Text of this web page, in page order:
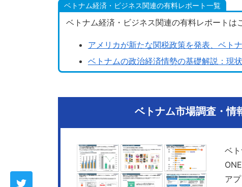
ベトナム経済・ビジネス関連の有料レポート一覧
ベトナム経済・ビジネス関連の有料レポートは
アメリカが新たな関税政策を発表、ベト
ベトナムの政治経済情勢の基礎解説：現
ベトナム市場調査・情
ベ
ア